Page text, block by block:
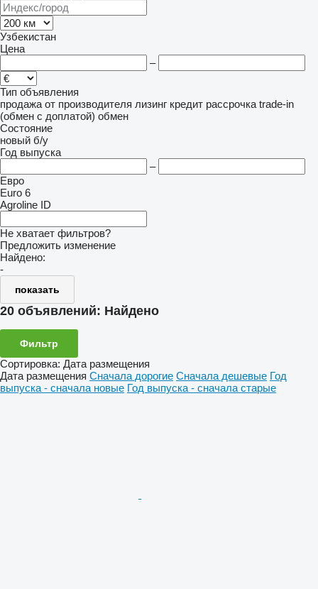
Узбекистан
Цена
–
Тип объявления
продажа от производителя лизинг кредит рассрочка trade-in
(обмен с доплатой) обмен
Состояние
новый б/у
Год выпуска
–
Евро
Euro 6
Agroline ID
Не хватает фильтров?
Предложить изменение
Найдено:
-
показать
20 объявлений: Найдено
Фильтр
Сортировка: Дата размещения
Дата размещения Сначала дорогие Сначала дешевые Год
выпуска - сначала новые Год выпуска - сначала старые